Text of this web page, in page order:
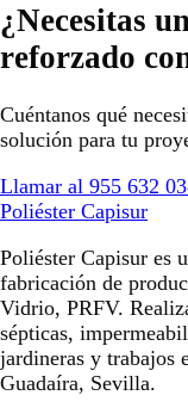
¿Necesitas
reforzado
Cuéntanos qué
solución para tu
Llamar al 955 632
Poliéster Capisur
Poliéster Capisur es
fabricación de
Vidrio, PRFV.
sépticas,
jardineras y trabajos
Guadaíra, Sevilla.